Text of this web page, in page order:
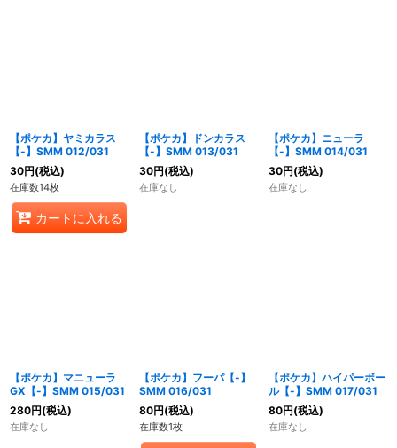
【ポケカ】ヤミカラス
【-】SMM 012/031
30円(税込)
在庫数14枚
カートに入れる
【ポケカ】ドンカラス
【-】SMM 013/031
30円(税込)
在庫なし
【ポケカ】ニューラ
【-】SMM 014/031
30円(税込)
在庫なし
【ポケカ】マニューラ
GX【-】SMM 015/031
280円(税込)
在庫なし
【ポケカ】フーパ【-】
SMM 016/031
80円(税込)
在庫数1枚
【ポケカ】ハイパーボー
ル【-】SMM 017/031
80円(税込)
在庫なし